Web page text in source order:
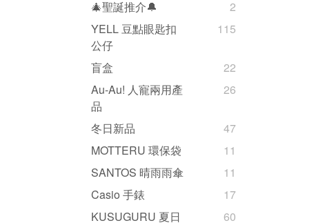
🎄聖誕推介🔔
2
YELL 豆點眼匙扣
公仔
115
盲盒
22
Au-Au! 人寵兩用產
品
26
冬日新品
47
MOTTERU 環保袋
11
SANTOS 晴雨雨傘
11
Casio 手錶
17
KUSUGURU 夏日
60